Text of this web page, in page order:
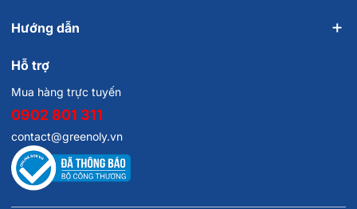
Hướng dẫn
Hỗ trợ
Mua hàng trực tuyến
0902 801 311
contact@greenoly.vn